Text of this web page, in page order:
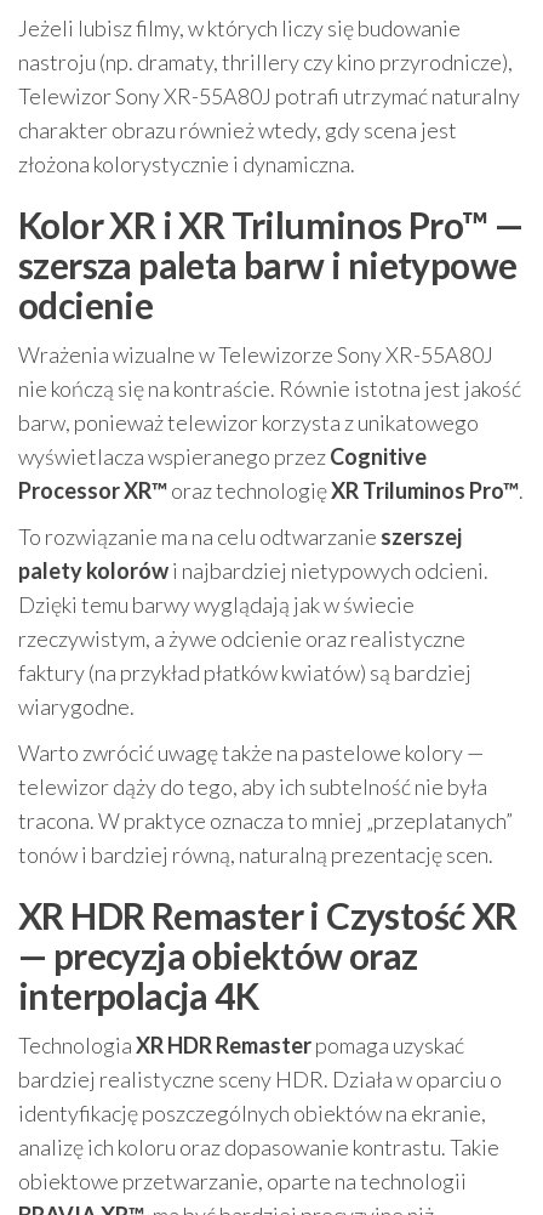
Jeżeli lubisz filmy, w których liczy się budowanie
nastroju (np. dramaty, thrillery czy kino przyrodnicze),
Telewizor Sony XR-55A80J potrafi utrzymać naturalny
charakter obrazu również wtedy, gdy scena jest
złożona kolorystycznie i dynamiczna.
Kolor XR i XR Triluminos Pro™ —
szersza paleta barw i nietypowe
odcienie
Wrażenia wizualne w Telewizorze Sony XR-55A80J
nie kończą się na kontraście. Równie istotna jest jakość
barw, ponieważ telewizor korzysta z unikatowego
wyświetlacza wspieranego przezCognitive
Processor XR™oraz technologięXR Triluminos Pro™.
To rozwiązanie ma na celu odtwarzanie szerszej
palety kolorówi najbardziej nietypowych odcieni.
Dzięki temu barwy wyglądają jak w świecie
rzeczywistym, a żywe odcienie oraz realistyczne
faktury (na przykład płatków kwiatów) są bardziej
wiarygodne.
Warto zwrócić uwagę także na pastelowe kolory —
telewizor dąży do tego, aby ich subtelność nie była
tracona. W praktyce oznacza to mniej „przeplatanych”
tonów i bardziej równą, naturalną prezentację scen.
XR HDR Remaster i Czystość XR
— precyzja obiektów oraz
interpolacja 4K
TechnologiaXR HDR Remasterpomaga uzyskać
bardziej realistyczne sceny HDR. Działa w oparciu o
identyfikację poszczególnych obiektów na ekranie,
analizę ich koloru oraz dopasowanie kontrastu. Takie
obiektowe przetwarzanie, oparte na technologii